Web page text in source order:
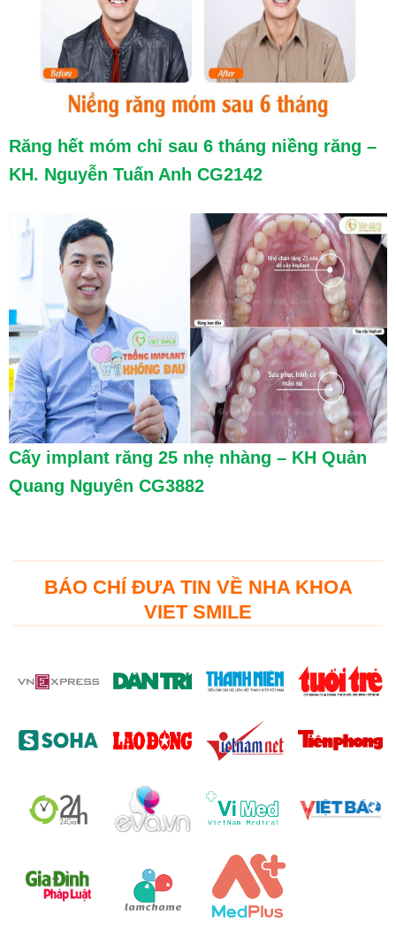
Răng hết móm chỉ sau 6 tháng niềng răng –
KH. Nguyễn Tuấn Anh CG2142
Cấy implant răng 25 nhẹ nhàng – KH Quản
Quang Nguyên CG3882
BÁO CHÍ ĐƯA TIN VỀ NHA KHOA
VIET SMILE